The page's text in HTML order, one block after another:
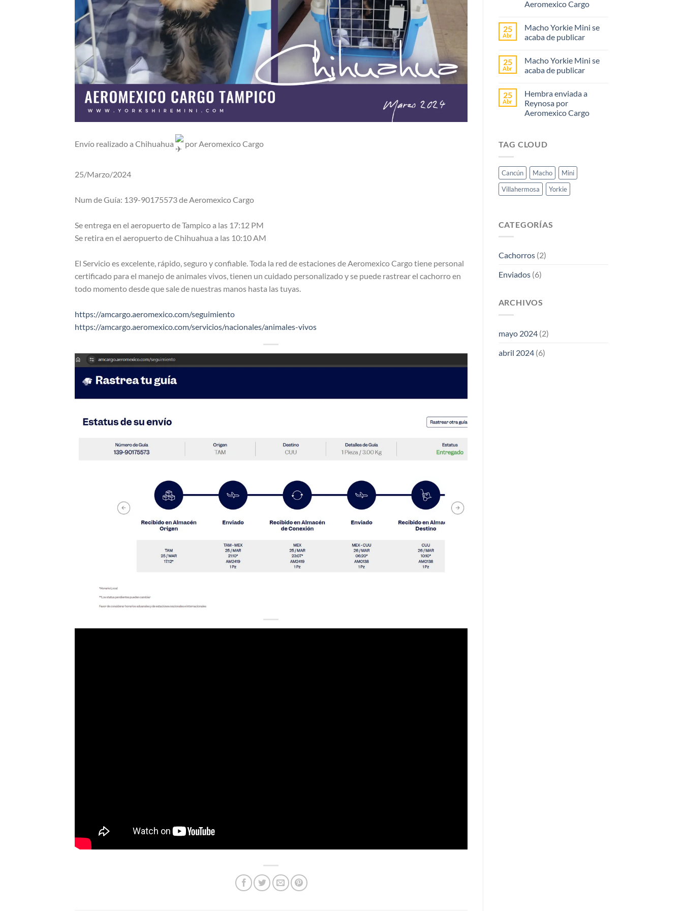
Envío realizado a Chihuahua por Aeromexico Cargo
25/Marzo/2024
Num de Guía: 139-90175573 de Aeromexico Cargo
Se entrega en el aeropuerto de Tampico a las 17:12 PM
Se retira en el aeropuerto de Chihuahua a las 10:10 AM
El Servicio es excelente, rápido, seguro y confiable. Toda la red de estaciones de Aeromexico Cargo tiene personal
certificado para el manejo de animales vivos, tienen un cuidado personalizado y se puede rastrear el cachorro en
todo momento desde que sale de nuestras manos hasta las tuyas.
https://amcargo.aeromexico.com/seguimiento
https://amcargo.aeromexico.com/servicios/nacionales/animales-vivos
Aeromexico Cargo
25
Abr
Macho Yorkie Mini se
acaba de publicar
25
Abr
Macho Yorkie Mini se
acaba de publicar
25
Abr
Hembra enviada a
Reynosa por
Aeromexico Cargo
TAG CLOUD
Cancún Macho
Mini
Villahermosa
Yorkie
CATEGORÍAS
Cachorros(2)
Enviados(6)
ARCHIVOS
mayo 2024(2)
abril 2024(6)